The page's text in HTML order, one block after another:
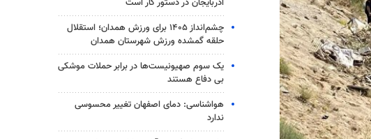
چشم‌انداز ۱۴۰۵ برای ورزش همدان؛ استقلال
حلقه گمشده ورزش شهرستان همدان
یک‌ سوم صهیونیست‌ها در برابر حملات موشکی
بی دفاع هستند
هواشناسی: دمای اصفهان تغییر محسوسی
ندارد